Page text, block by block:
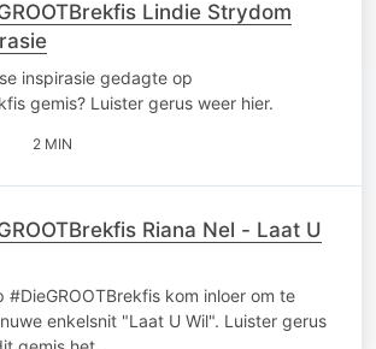
Lindie Strydom
inspirasie gedagte op
gemis? Luister gerus weer hier.
2 MIN
Riana Nel - Laat U
#DieGROOTBrekfis kom inloer om te
enkelsnit "Laat U Wil". Luister gerus